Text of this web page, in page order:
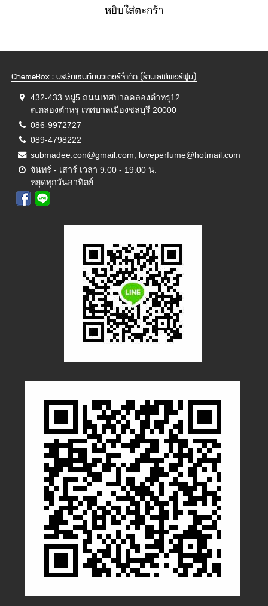
หยิบใส่ตะกร้า
ChemeBox : บริษัทเซนท์ทิบิวเตอร์จำกัด (ร้านเลิฟเพอร์ฟูม)
432-433 หมู่5 ถนนเทศบาลคลองตำหรุ12
ต.ตลองตำหรุ เทศบาลเมืองชลบุรี 20000
086-9972727
089-4798222
submadee.con@gmail.com, loveperfume@hotmail.com
จันทร์ - เสาร์ เวลา 9.00 - 19.00 น.
หยุดทุกวันอาทิตย์